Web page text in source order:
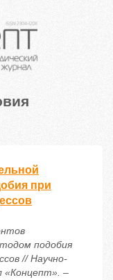
при
подобия
// Научно-
«Концепт». –